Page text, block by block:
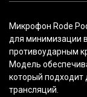
Микрофон Rode
для минимизации
противоударным
Модель
который подходит
трансляций.